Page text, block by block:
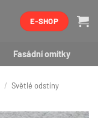
E-SHOP
Fasádní omítky
/ Světlé odstíny